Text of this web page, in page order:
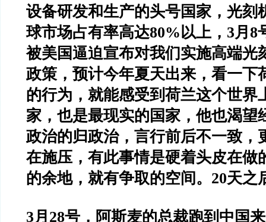
设备研发和生产的头号国家，光刻
球市场占有率高达80%以上， 3月 8
被美国逼迫宣布对我们实施高端光
政策，预计今年夏天出来，看一下
的行为，就能感受到荷兰这个世界
家，也是最现实的国家，他也渴望
政治的归政治，言行前后不一致，
在施压，有此事情是硬着头皮在做
的余地，就有争取的空间。 20天之
3月 28号，阿斯麦的总裁跑到中国